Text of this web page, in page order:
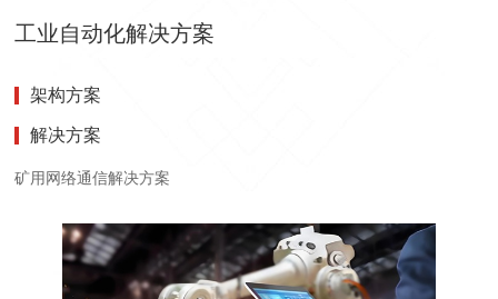
工业自动化解决方案
架构方案
解决方案
矿用网络通信解决方案